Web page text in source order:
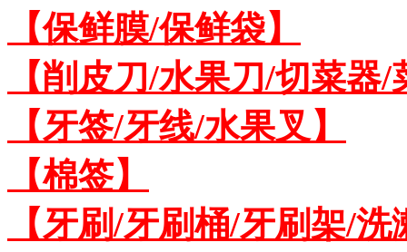
【保鲜膜/保鲜袋】
【削皮刀/水果刀/切菜器
【牙签/牙线/水果叉】
【棉签】
【牙刷/牙刷桶/牙刷架/洗